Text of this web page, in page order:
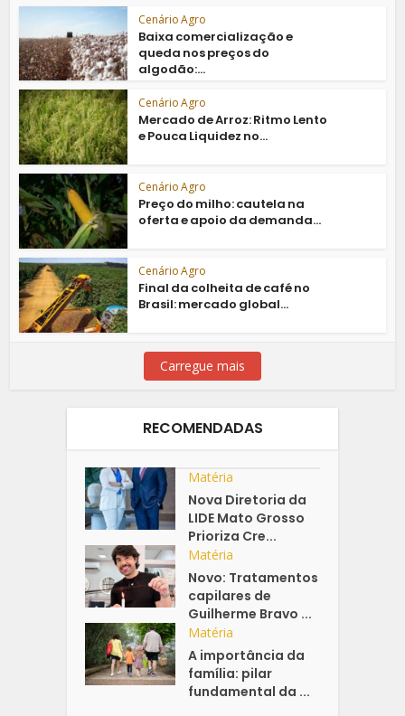
Cenário Agro
Baixa comercialização e
queda nos preços do
algodão:...
Cenário Agro
Mercado de Arroz: Ritmo Lento
e Pouca Liquidez no...
Cenário Agro
Preço do milho: cautela na
oferta e apoio da demanda...
Cenário Agro
Final da colheita de café no
Brasil: mercado global...
Carregue mais
RECOMENDADAS
Matéria
Nova Diretoria da
LIDE Mato Grosso
Prioriza Cre...
Matéria
Novo: Tratamentos
capilares de
Guilherme Bravo ...
Matéria
A importância da
família: pilar
fundamental da ...